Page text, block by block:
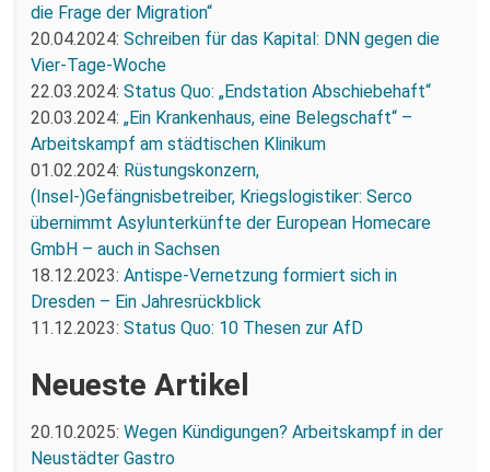
die Frage der Migration“
20.04.2024: Schreiben für das Kapital: DNN gegen die
Vier-Tage-Woche
22.03.2024: Status Quo: „Endstation Abschiebehaft“
20.03.2024: „Ein Krankenhaus, eine Belegschaft“ –
Arbeitskampf am städtischen Klinikum
01.02.2024: Rüstungskonzern,
(Insel-)Gefängnisbetreiber, Kriegslogistiker: Serco
übernimmt Asylunterkünfte der European Homecare
GmbH – auch in Sachsen
18.12.2023: Antispe-Vernetzung formiert sich in
Dresden – Ein Jahresrückblick
11.12.2023: Status Quo: 10 Thesen zur AfD
Neueste Artikel
20.10.2025: Wegen Kündigungen? Arbeitskampf in der
Neustädter Gastro